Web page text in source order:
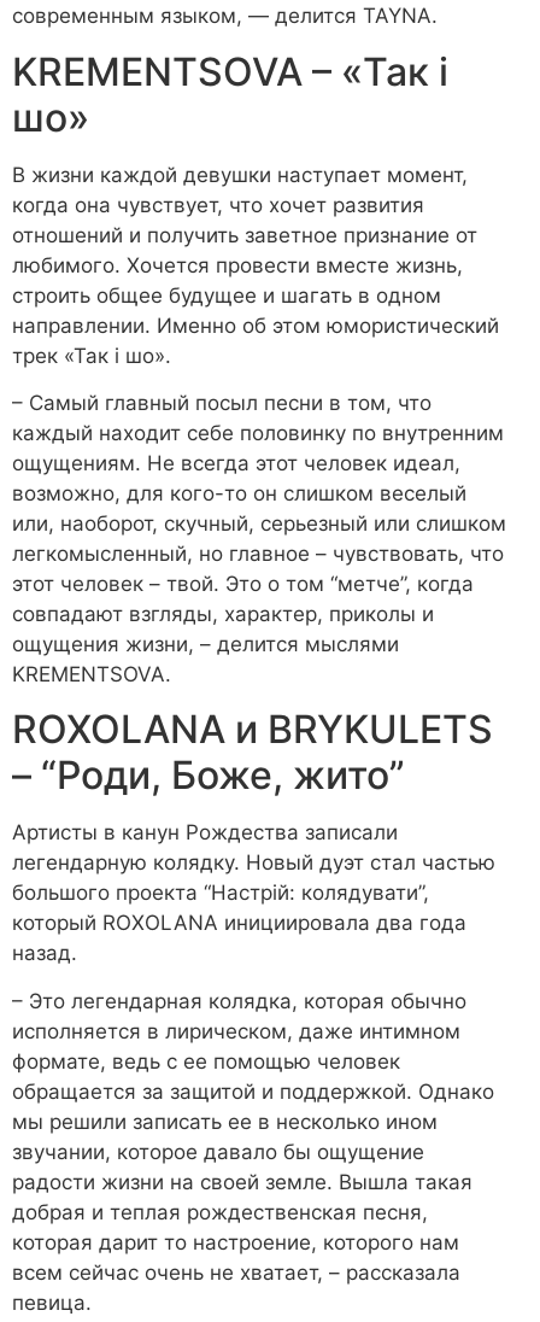
современным языком, — делится TAYNA.
KREMENTSOVA – «Так і
шо»
В жизни каждой девушки наступает момент,
когда она чувствует, что хочет развития
отношений и получить заветное признание от
любимого. Хочется провести вместе жизнь,
строить общее будущее и шагать в одном
направлении. Именно об этом юмористический
трек «Так і шо».
– Самый главный посыл песни в том, что
каждый находит себе половинку по внутренним
ощущениям. Не всегда этот человек идеал,
возможно, для кого-то он слишком веселый
или, наоборот, скучный, серьезный или слишком
легкомысленный, но главное – чувствовать, что
этот человек – твой. Это о том “метче”, когда
совпадают взгляды, характер, приколы и
ощущения жизни, – делится мыслями
KREMENTSOVA.
ROXOLANA и BRYKULETS
– “Роди, Боже, жито”
Артисты в канун Рождества записали
легендарную колядку. Новый дуэт стал частью
большого проекта “Настрій: колядувати”,
который ROXOLANA инициировала два года
назад.
– Это легендарная колядка, которая обычно
исполняется в лирическом, даже интимном
формате, ведь с ее помощью человек
обращается за защитой и поддержкой. Однако
мы решили записать ее в несколько ином
звучании, которое давало бы ощущение
радости жизни на своей земле. Вышла такая
добрая и теплая рождественская песня,
которая дарит то настроение, которого нам
всем сейчас очень не хватает, – рассказала
певица.